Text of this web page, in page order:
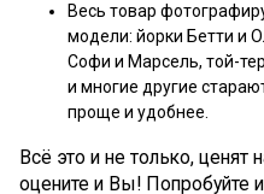
Весь товар
модели: йорки Бетти и
Софи и Марсель, той-
и многие другие
проще и удобнее.
Всё это и не только,
оцените и Вы! Попробуйте